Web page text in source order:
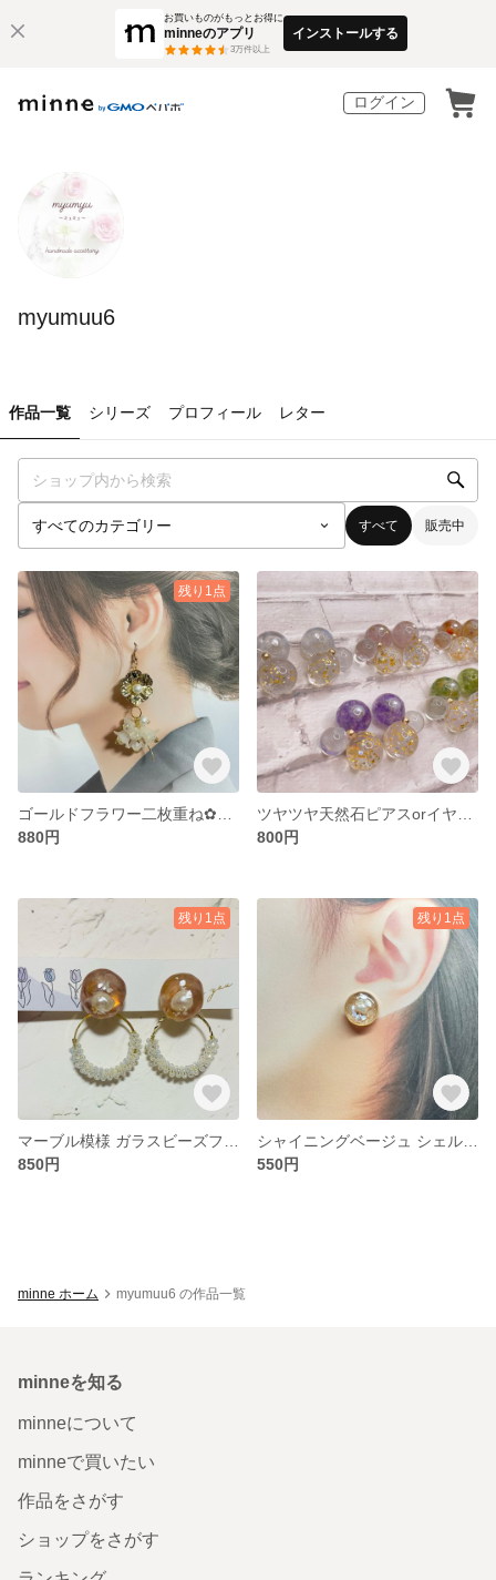
お買いものがもっとお得に
minneのアプリ
3万件以上
インストールする
ログイン
myumuu6
作品一覧 シリーズ プロフィール レター
すべて 販売中
残り1点
880円
800円
残り1点
850円
残り1点
550円
minne ホーム myumuu6 の作品一覧
minneを知る
minneについて
minneで買いたい
作品をさがす
ショップをさがす